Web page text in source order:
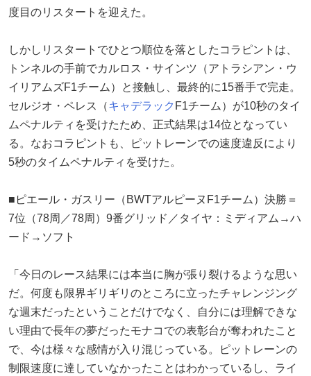
度目のリスタートを迎えた。
しかしリスタートでひとつ順位を落としたコラピントは、
トンネルの手前でカルロス・サインツ（アトラシアン・ウ
イリアムズF1チーム）と接触し、最終的に15番手で完走。
セルジオ・ペレス（キャデラック F1チーム）が10秒のタイ
ムペナルティを受けたため、正式結果は14位となってい
る。なおコラピントも、ピットレーンでの速度違反により
5秒のタイムペナルティを受けた。
■ピエール・ガスリー（BWTアルピーヌF1チーム）決勝＝
7位（78周／78周）9番グリッド／タイヤ：ミディアム→ハ
ード→ソフト
「今日のレース結果には本当に胸が張り裂けるような思い
だ。何度も限界ギリギリのところに立ったチャレンジング
な週末だったということだけでなく、自分には理解できな
い理由で長年の夢だったモナコでの表彰台が奪われたこと
で、今は様々な感情が入り混じっている。ピットレーンの
制限速度に達していなかったことはわかっているし、ライ